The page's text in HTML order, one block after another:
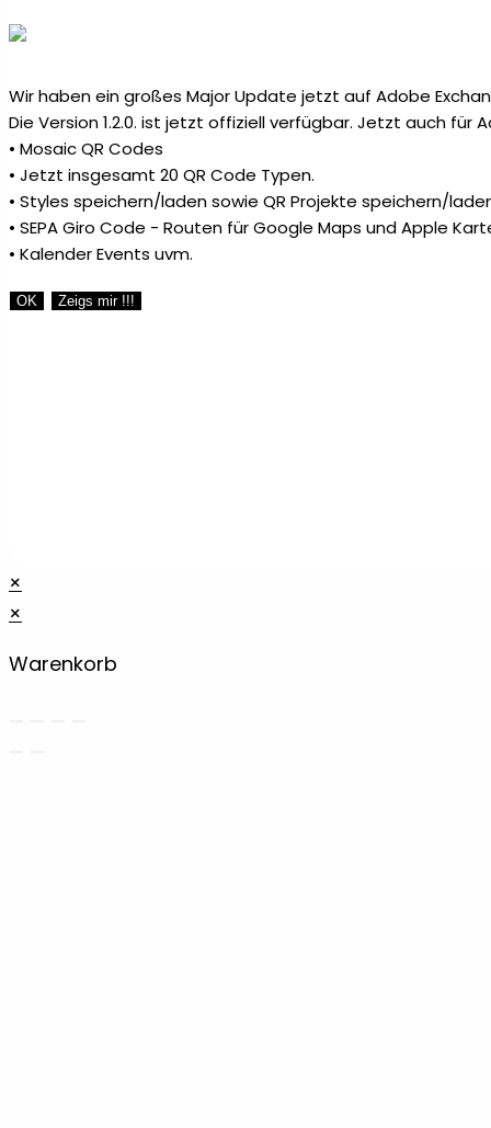
Wir haben ein großes Major Update jetzt auf Adobe
Die Version 1.2.0. ist jetzt offiziell verfügbar. Jetzt auch für
• Mosaic QR Codes
• Jetzt insgesamt 20 QR Code Typen.
• Styles speichern/laden sowie QR Projekte speichern/
• SEPA Giro Code - Routen für Google Maps und Apple
• Kalender Events uvm.
OK Zeigs mir !!!
×
×
Warenkorb